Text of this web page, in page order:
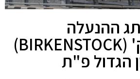
ההנעלה
'בירקנשטוק' (BIRKENSTOCK)
הגדול פ"ת